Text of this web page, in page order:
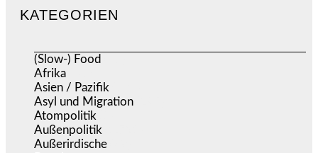
KATEGORIEN
(Slow-) Food
Afrika
Asien / Pazifik
Asyl und Migration
Atompolitik
Außenpolitik
Außerirdische